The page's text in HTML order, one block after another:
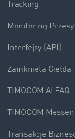
Tracking
Monitoring
Interfejsy (API)
Zamknięta Giełda
TIMOCOM AI FAQ
TIMOCOM
Transakcje